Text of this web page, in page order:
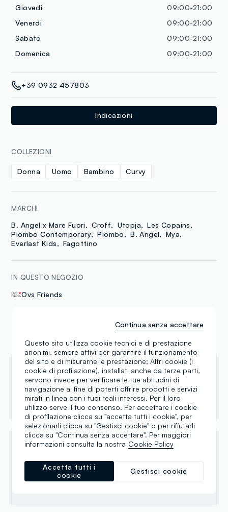
Giovedi
09:00-21:00
Venerdi
09:00-21:00
Sabato
09:00-21:00
Domenica
09:00-21:00
+39 0932 457803
Indicazioni
COLLEZIONI
Donna Uomo Bambino Curvy
MARCHI
B. Angel x Mare Fuori Croff Utopja
Les Copains
Piombo Contemporary
Piombo B. Angel
Mya
Everlast Kids
Fagottino
IN QUESTO NEGOZIO
Ovs Friends
Recensioni
Chiara Crisafulli
10.12.2023
Ordinato, merce durevole nel tempo
Make myday
05.07.2022
Sehr gute Auswahl an T-Shirts. Die Preise sind super
Questo sito utilizza cookie tecnici e di prestazione
anonimi, sempre attivi per garantire il funzionamento
del sito e di misurarne le prestazione; Altri cookie (i
cookie di profilazione), installati anche da terze parti,
servono invece per verificare le tue abitudini di
navigazione al fine di poterti offrire prodotti e servizi
mirati in linea con i tuoi reali interessi. Per il loro
utilizzo serve il tuo consenso. Per accettare i cookie
di profilazione clicca su "accetta tutti i cookie", per
selezionarli clicca su "Gestisci cookie" o per rifiutarli
clicca su "Continua senza accettare". Per maggiori
informazioni consulta la nostra Cookie Policy
Gestisci cookie
Accetta tutti i
cookie
Continua senza accettare